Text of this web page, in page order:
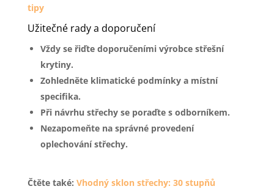
tipy
Užitečné rady a doporučení
Vždy se řiďte doporučeními výrobce střešní
krytiny.
Zohledněte klimatické podmínky a místní
specifika.
Při návrhu střechy se poraďte s odborníkem.
Nezapomeňte na správné provedení
oplechování střechy.
Čtěte také: Vhodný sklon střechy: 30 stupňů